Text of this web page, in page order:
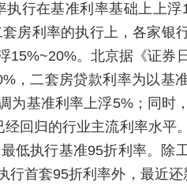
行在基准利率基础上上浮
房利率的执行上，各家银
15%~20%。北京据《证券
，二套房贷款利率为以基
为基准利率上浮5%；同时
回归的行业主流利率水平
低执行基准95折利率。除
行首套95折利率外，最近还